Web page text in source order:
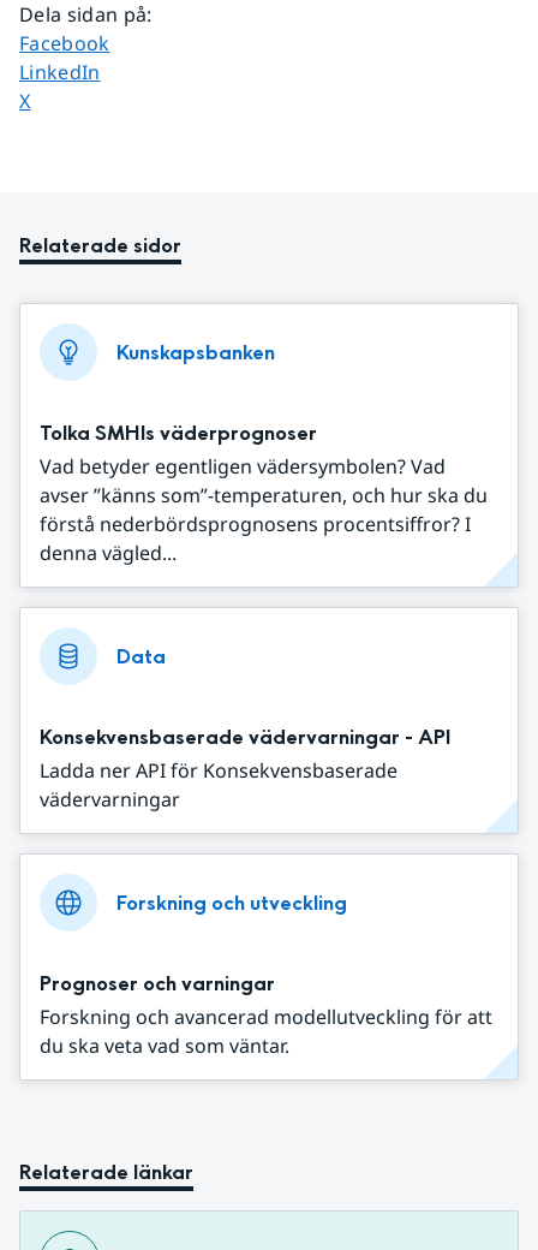
Dela sidan på:
Dela sidan på
Facebook
Dela sidan på
LinkedIn
Dela sidan på
X
Relaterade sidor
Kunskapsbanken
Tolka SMHIs väderprognoser
Vad betyder egentligen vädersymbolen? Vad
avser ”känns som”-temperaturen, och hur ska du
förstå nederbördsprognosens procentsiffror? I
denna vägled...
Data
Konsekvensbaserade vädervarningar - API
Ladda ner API för Konsekvensbaserade
vädervarningar
Forskning och utveckling
Prognoser och varningar
Forskning och avancerad modellutveckling för att
du ska veta vad som väntar.
Relaterade länkar